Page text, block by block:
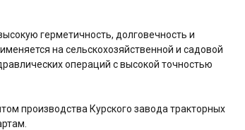
герметичность, долговечность и
на сельскохозяйственной и садовой
операций с высокой точностью
производства Курского завода тракторных